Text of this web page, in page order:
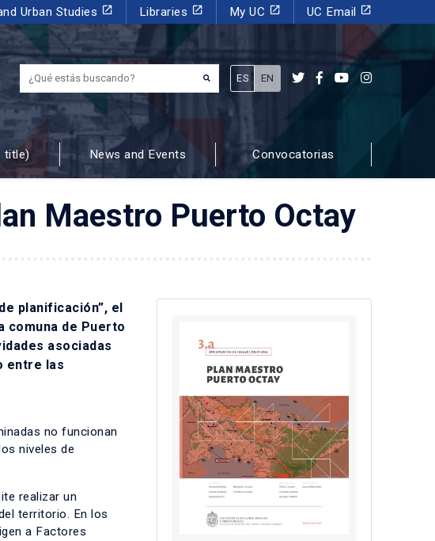
Urban Studies launch Libraries launch My UC launch UC Email launch
¿Qué estás buscando?
ES EN
title) News and Events Convocatorias
Maestro Puerto Octay
planificación”, el
comuna de Puerto
asociadas
entre las
no funcionan
niveles de
realizar un
territorio. En los
a Factores